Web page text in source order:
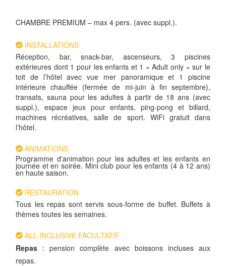
CHAMBRE PREMIUM – max 4 pers. (avec suppl.).
INSTALLATIONS
Réception, bar, snack-bar, ascenseurs, 3 piscines
extérieures dont 1 pour les enfants et 1 « Adult only » sur le
toit de l’hôtel avec vue mer panoramique et 1 piscine
intérieure chauffée (fermée de mi-juin à fin septembre),
transats, sauna pour les adultes à partir de 18 ans (avec
suppl.), espace jeux pour enfants, ping-pong et billard,
machines récréatives, salle de sport. WiFi gratuit dans
l’hôtel.
ANIMATIONS
Programme d'animation pour les adultes et les enfants en
journée et en soirée. Mini club pour les enfants (4 à 12 ans)
en haute saison.
RESTAURATION
Tous les repas sont servis sous-forme de buffet. Buffets à
thèmes toutes les semaines.
ALL INCLUSIVE FACULTATIF
Repas : pension complète avec boissons incluses aux
repas.